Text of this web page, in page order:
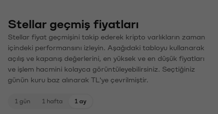
Stellar geçmiş fiyatları
Stellar fiyat geçmişini takip ederek kripto varlıkların zaman
içindeki performansını izleyin. Aşağıdaki tabloyu kullanarak
açılış ve kapanış değerlerini, en yüksek ve en düşük fiyatları
ve işlem hacmini kolayca görüntüleyebilirsiniz. Seçtiğiniz
günün kuru baz alınarak TL'ye çevrilmiştir.
1 gün 1 hafta 1 ay